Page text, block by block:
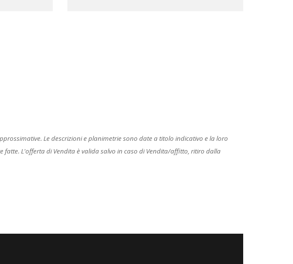
Le descrizioni e planimetrie sono date a titolo indicativo e la loro
L'offerta di Vendita è valida salvo in caso di Vendita/affitto, ritiro dalla